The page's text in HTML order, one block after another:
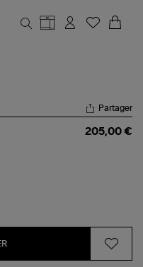
Partager
205,00 €